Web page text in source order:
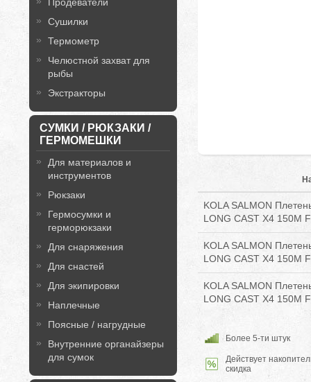
Сушилки
Термометр
Челюстной захват для
рыбы
Экстракторы
СУМКИ / РЮКЗАКИ /
ГЕРМОМЕШКИ
Для материалов и
инструментов
Рюкзаки
Гермосумки и
герморюкзаки
Для снаряжения
Для снастей
Для экипировки
Наплечные
Поясные / нагрудные
Внутренние органайзеры
для сумок
KOLA SALMON
LONG CAST X4 150M
KOLA SALMON
LONG CAST X4 150M
KOLA SALMON
LONG CAST X4 150M
Более 5-ти штук
Действует
скидка